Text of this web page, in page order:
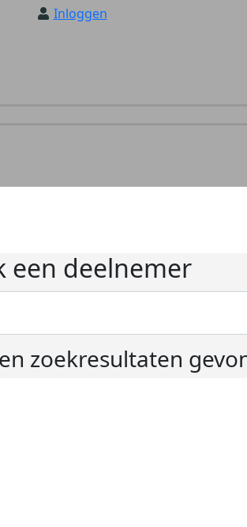
Inloggen
een deelnemer
zoekresultaten